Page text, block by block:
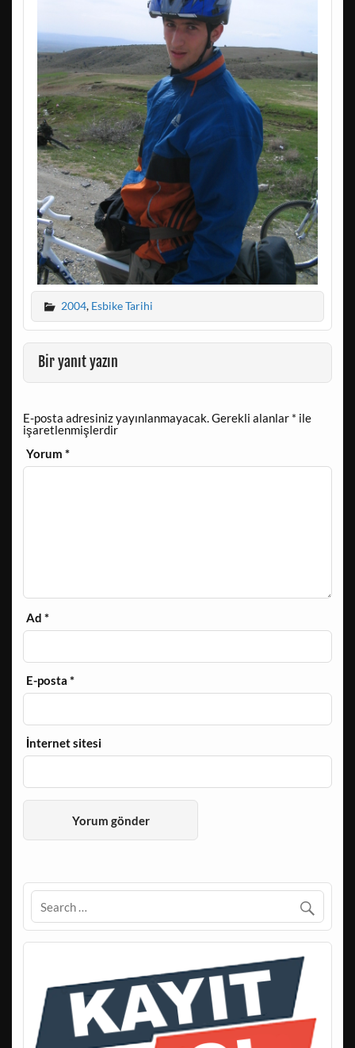
2004, Esbike Tarihi
Bir yanıt yazın
E-posta adresiniz yayınlanmayacak.Gerekli alanlar * ile
işaretlenmişlerdir
Yorum*
Ad*
E-posta*
İnternet sitesi